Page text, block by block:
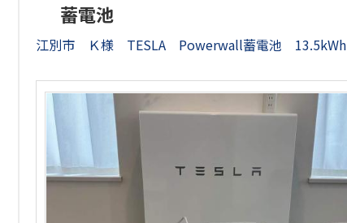
蓄電池
江別市 Ｋ様 TESLA Powerwall蓄電池 13.5kWh